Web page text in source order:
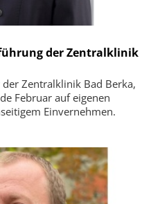
der Zentralklinik
Zentralklinik Bad Berka,
Februar auf eigenen
Einvernehmen.